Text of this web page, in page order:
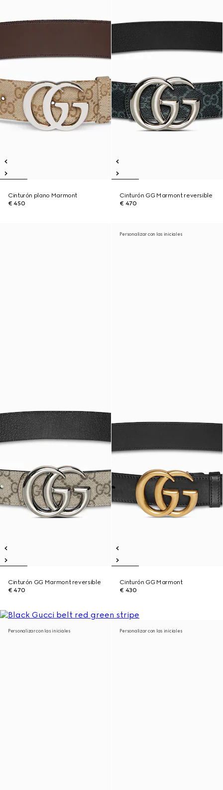
Cinturón plano Marmont
€ 450
Cinturón GG Marmont reversible
€ 470
Cinturón GG Marmont reversible
€ 470
Personalizar con las iniciales
Cinturón GG Marmont
€ 430
Personalizar con las iniciales Personalizar con las iniciales